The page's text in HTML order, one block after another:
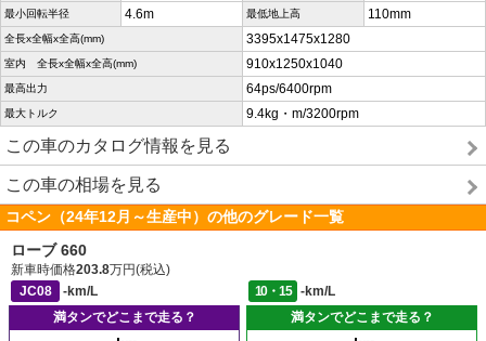
最小回転半径 4.6m 最低地上高 110mm
全長x全幅x全高(mm) 3395x1475x1280
室内 全長x全幅x全高(mm) 910x1250x1040
最高出力 64ps/6400rpm
最大トルク 9.4kg・m/3200rpm
この車のカタログ情報を見る
この車の相場を見る
コペン（24年12月～生産中）の他のグレード一覧
ローブ 660
新車時価格203.8万円(税込)
JC08
-km/L 10・15
-km/L
満タンでどこまで走る？
満タンでどこまで走る？